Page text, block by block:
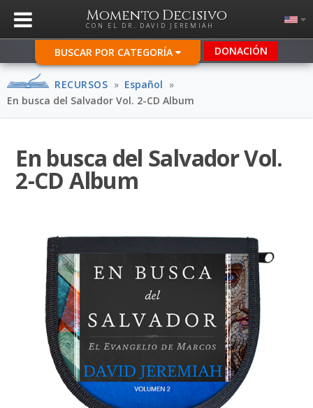
Momento Decisivo
CON EL DR. DAVID JEREMIAH
BUSCAR POR CATEGORÍA DONACIÓN
RECURSOS » Español »
En busca del Salvador Vol. 2-CD Album
En busca del Salvador Vol.
2-CD Album